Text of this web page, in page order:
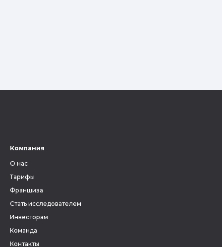
Компания
О нас
Тарифы
Франшиза
Стать исследователем
Инвесторам
Команда
Контакты